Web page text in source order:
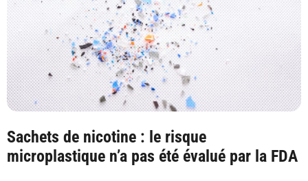
Sachets de nicotine : le risque
microplastique n’a pas été évalué par la FDA